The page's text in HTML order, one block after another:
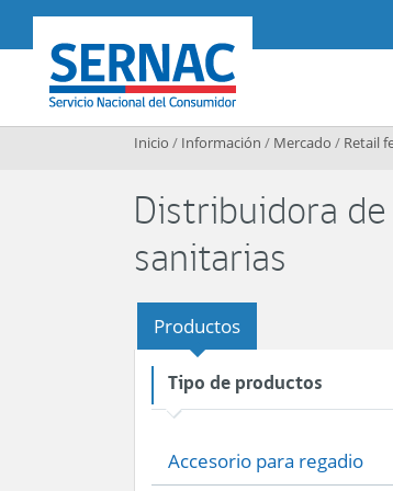
SERNAC
Inicio / Información / Mercado / Retail
Distribuidora
sanitarias
Productos
Tipo de productos
Accesorio para regadio